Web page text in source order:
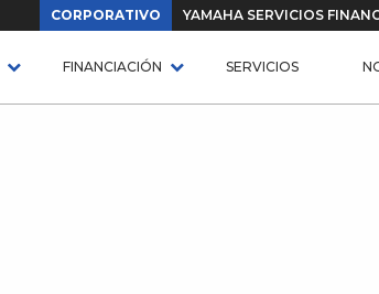
CORPORATIVO YAMAHA SERVICIOS
FINANCIACIÓN SERVICIOS